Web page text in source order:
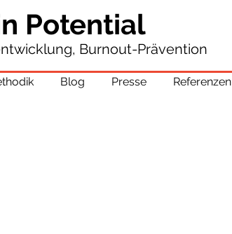
Potential
Burnout-Prävention
Blog Presse Referenzen